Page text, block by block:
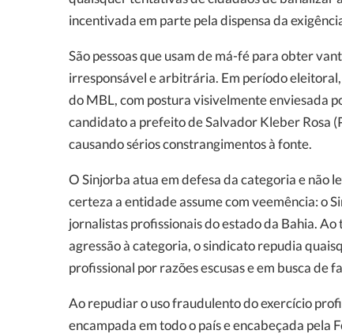
incentivada em parte pela dispensa da
São pessoas que usam de má-fé para obter
irresponsável e arbitrária. Em período
do MBL, com postura visivelmente enviesada
candidato a prefeito de Salvador Kleber Rosa
causando sérios constrangimentos à fonte.
O Sinjorba atua em defesa da categoria e não
certeza a entidade assume com veemência: o
jornalistas profissionais do estado da Bahia.
agressão à categoria, o sindicato repudia
profissional por razões escusas e em busca de
Ao repudiar o uso fraudulento do exercício
encampada em todo o país e encabeçada pela